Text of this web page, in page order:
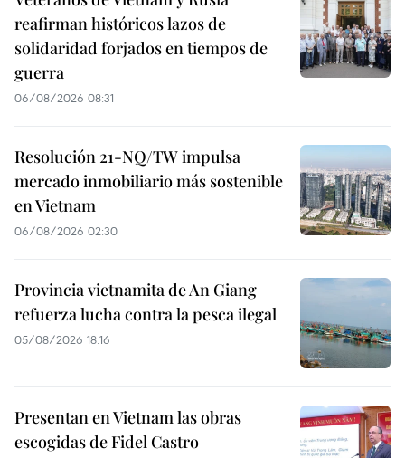
reafirman históricos lazos de
solidaridad forjados en tiempos de
guerra
06/08/2026 08:31
Resolución 21-NQ/TW impulsa
mercado inmobiliario más sostenible
en Vietnam
06/08/2026 02:30
Provincia vietnamita de An Giang
refuerza lucha contra la pesca ilegal
05/08/2026 18:16
Presentan en Vietnam las obras
escogidas de Fidel Castro